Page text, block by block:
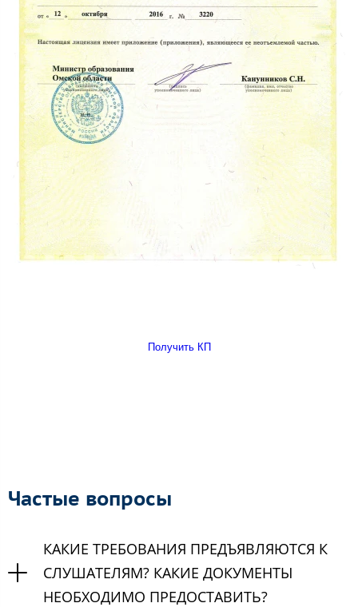
Получить КП
Частые вопросы
КАКИЕ ТРЕБОВАНИЯ ПРЕДЪЯВЛЯЮТСЯ К
СЛУШАТЕЛЯМ? КАКИЕ ДОКУМЕНТЫ
НЕОБХОДИМО ПРЕДОСТАВИТЬ?